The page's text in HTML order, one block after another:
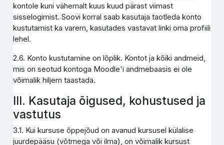
kontole kuni vähemalt kuus kuud pärast viimast
sisselogimist. Soovi korral saab kasutaja taotleda konto
kustutamist ka varem, kasutades vastavat linki oma profiili
lehel.
2.6. Konto kustutamine on lõplik. Kontot ja kõiki andmeid,
mis on seotud kontoga Moodle'i andmebaasis ei ole
võimalik hiljem taastada.
III. Kasutaja õigused, kohustused ja
vastutus
3.1. Kui kursuse õppejõud on avanud kursusel külalise
juurdepääsu (võtmega või ilma), on võimalik kursust